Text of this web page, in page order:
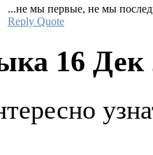
...не мы первые, не мы
Reply Quote
16 Дек